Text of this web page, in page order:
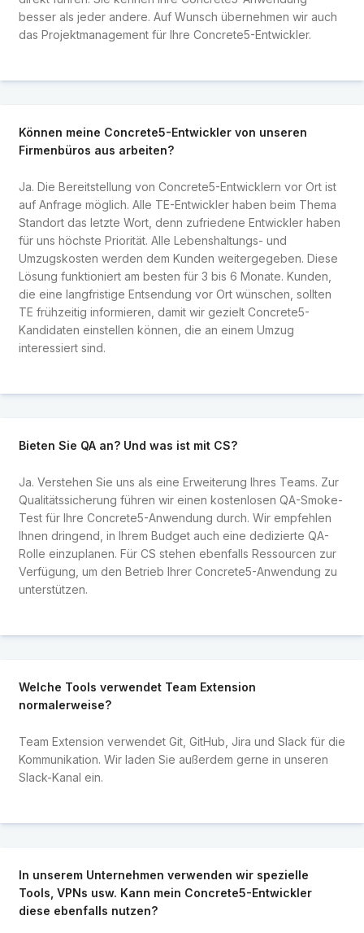
besser als jeder andere. Auf Wunsch übernehmen wir auch
das Projektmanagement für Ihre Concrete5-Entwickler.
Können meine Concrete5-Entwickler von unseren
Firmenbüros aus arbeiten?
Ja. Die Bereitstellung von Concrete5-Entwicklern vor Ort ist
auf Anfrage möglich. Alle TE-Entwickler haben beim Thema
Standort das letzte Wort, denn zufriedene Entwickler haben
für uns höchste Priorität. Alle Lebenshaltungs- und
Umzugskosten werden dem Kunden weitergegeben. Diese
Lösung funktioniert am besten für 3 bis 6 Monate. Kunden,
die eine langfristige Entsendung vor Ort wünschen, sollten
TE frühzeitig informieren, damit wir gezielt Concrete5-
Kandidaten einstellen können, die an einem Umzug
interessiert sind.
Bieten Sie QA an? Und was ist mit CS?
Ja. Verstehen Sie uns als eine Erweiterung Ihres Teams. Zur
Qualitätssicherung führen wir einen kostenlosen QA-Smoke-
Test für Ihre Concrete5-Anwendung durch. Wir empfehlen
Ihnen dringend, in Ihrem Budget auch eine dedizierte QA-
Rolle einzuplanen. Für CS stehen ebenfalls Ressourcen zur
Verfügung, um den Betrieb Ihrer Concrete5-Anwendung zu
unterstützen.
Welche Tools verwendet Team Extension
normalerweise?
Team Extension verwendet Git, GitHub, Jira und Slack für die
Kommunikation. Wir laden Sie außerdem gerne in unseren
Slack-Kanal ein.
In unserem Unternehmen verwenden wir spezielle
Tools, VPNs usw. Kann mein Concrete5-Entwickler
diese ebenfalls nutzen?